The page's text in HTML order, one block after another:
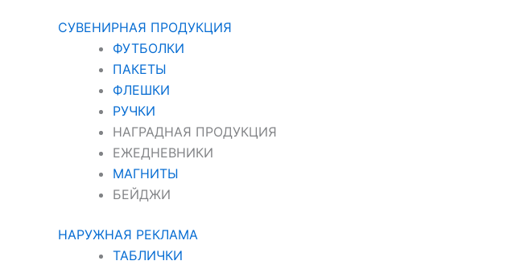
СУВЕНИРНАЯ ПРОДУКЦИЯ
ФУТБОЛКИ
ПАКЕТЫ
ФЛЕШКИ
РУЧКИ
НАГРАДНАЯ ПРОДУКЦИЯ
ЕЖЕДНЕВНИКИ
МАГНИТЫ
БЕЙДЖИ
НАРУЖНАЯ РЕКЛАМА
ТАБЛИЧКИ